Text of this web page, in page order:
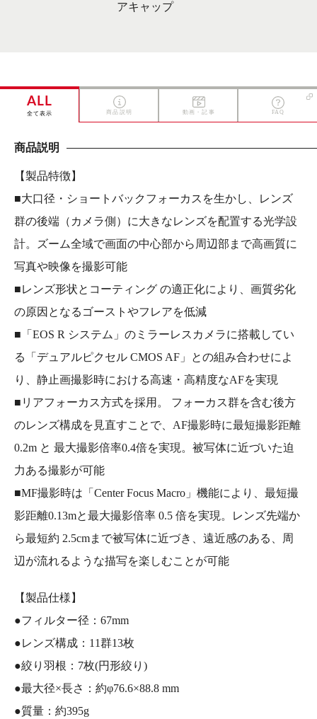
アキャップ
ALL
全て表示 商品説明 動画・記事 FAQ
商品説明
【製品特徴】
■大口径・ショートバックフォーカスを生かし、レンズ
群の後端（カメラ側）に大きなレンズを配置する光学設
計。ズーム全域で画面の中心部から周辺部まで高画質に
写真や映像を撮影可能
■レンズ形状とコーティング の適正化により、画質劣化
の原因となるゴーストやフレアを低減
■「EOS R システム」のミラーレスカメラに搭載してい
る「デュアルピクセル CMOS AF」との組み合わせによ
り、静止画撮影時における高速・高精度なAFを実現
■リアフォーカス方式を採用。 フォーカス群を含む後方
のレンズ構成を見直すことで、AF撮影時に最短撮影距離
0.2m と 最大撮影倍率0.4倍を実現。被写体に近づいた迫
力ある撮影が可能
■MF撮影時は「Center Focus Macro」機能により、最短撮
影距離0.13mと最大撮影倍率 0.5 倍を実現。レンズ先端か
ら最短約 2.5cmまで被写体に近づき、遠近感のある、周
辺が流れるような描写を楽しむことが可能
【製品仕様】
●フィルター径：67mm
●レンズ構成：11群13枚
●絞り羽根：7枚(円形絞り)
●最大径×長さ：約φ76.6×88.8 mm
●質量：約395g